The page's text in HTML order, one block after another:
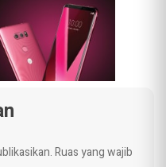
Ruas yang wajib